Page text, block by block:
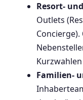
Resort-
Outlets
Familien-